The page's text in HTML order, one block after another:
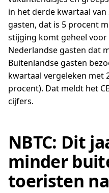
in het derde kwartaal van
gasten, dat is 5 procent
stijging komt geheel
Nederlandse gasten dat
Buitenlandse gasten
kwartaal vergeleken met
procent). Dat meldt het
cijfers.
NBTC: Dit
minder
toeristen